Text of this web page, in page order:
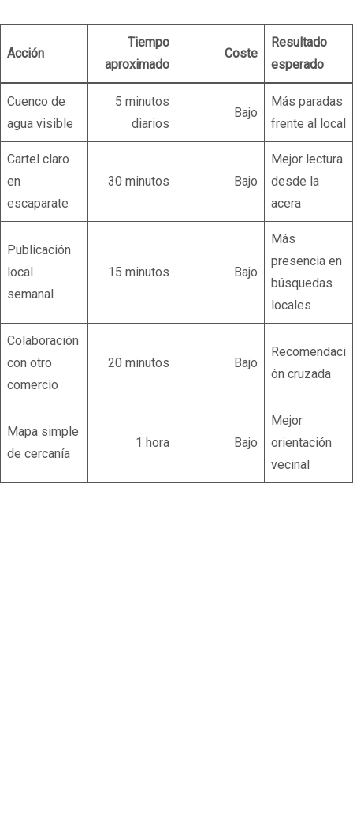
Acción
Tiempo
aproximado
Coste
Resultado
esperado
Cuenco de
agua visible
5 minutos
diarios
Bajo
Más paradas
frente al local
Cartel claro
en
escaparate
30 minutos Bajo
Mejor lectura
desde la
acera
Publicación
local
semanal
15 minutos Bajo
Más
presencia en
búsquedas
locales
Colaboración
con otro
comercio
20 minutos Bajo
Recomendaci
ón cruzada
Mapa simple
de cercanía
1 hora Bajo
Mejor
orientación
vecinal